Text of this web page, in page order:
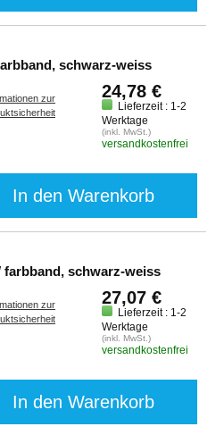
schwarz-weiss
zur
24,78 €
Lieferzeit : 1-2
Werktage
(inkl. MwSt.)
versandkostenfrei
In den Warenkorb
farbband, schwarz-weiss
zur
27,07 €
Lieferzeit : 1-2
Werktage
(inkl. MwSt.)
versandkostenfrei
In den Warenkorb